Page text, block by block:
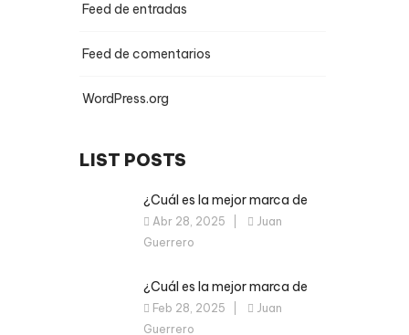
Feed de entradas
Feed de comentarios
WordPress.org
LIST POSTS
¿Cuál es la mejor marca de
computador en Colombia?
Descúbrelo aquí
Abr 28, 2025
Juan
Guerrero
¿Cuál es la mejor marca de
portátil en Colombia? Guía
para elegir el ideal
Feb 28, 2025
Juan
Guerrero